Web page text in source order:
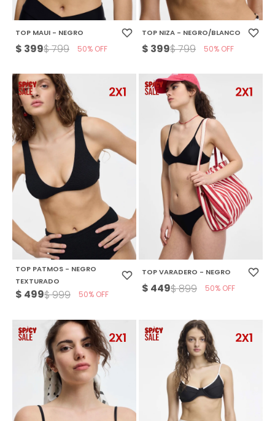
TOP MAUI - NEGRO
$ 399$799 50
TOP NIZA - NEGRO/BLANCO
$ 399$799 50
TOP PATMOS - NEGRO
TEXTURADO
$ 499$999 50
TOP VARADERO - NEGRO
$ 449$899 50